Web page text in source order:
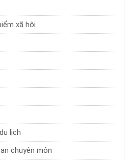
xã hội
lịch
chuyên môn